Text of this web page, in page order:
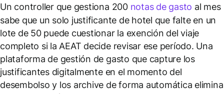
Un controller que gestiona 200 notas de gasto al mes
sabe que un solo justificante de hotel que falte en un
lote de 50 puede cuestionar la exención del viaje
completo si la AEAT decide revisar ese período. Una
plataforma de gestión de gasto que capture los
justificantes digitalmente en el momento del
desembolso y los archive de forma automática elimina